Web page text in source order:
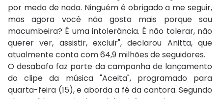
por medo de nada. Ninguém é obrigado a me seguir,
mas agora você não gosta mais porque sou
macumbeira? É uma intolerância. É não tolerar, não
querer ver, assistir, excluir", declarou Anitta, que
atualmente conta com 64,9 milhões de seguidores.
O desabafo faz parte da campanha de lançamento
do clipe da música "Aceita", programado para
quarta-feira (15), e aborda a fé da cantora. Segundo